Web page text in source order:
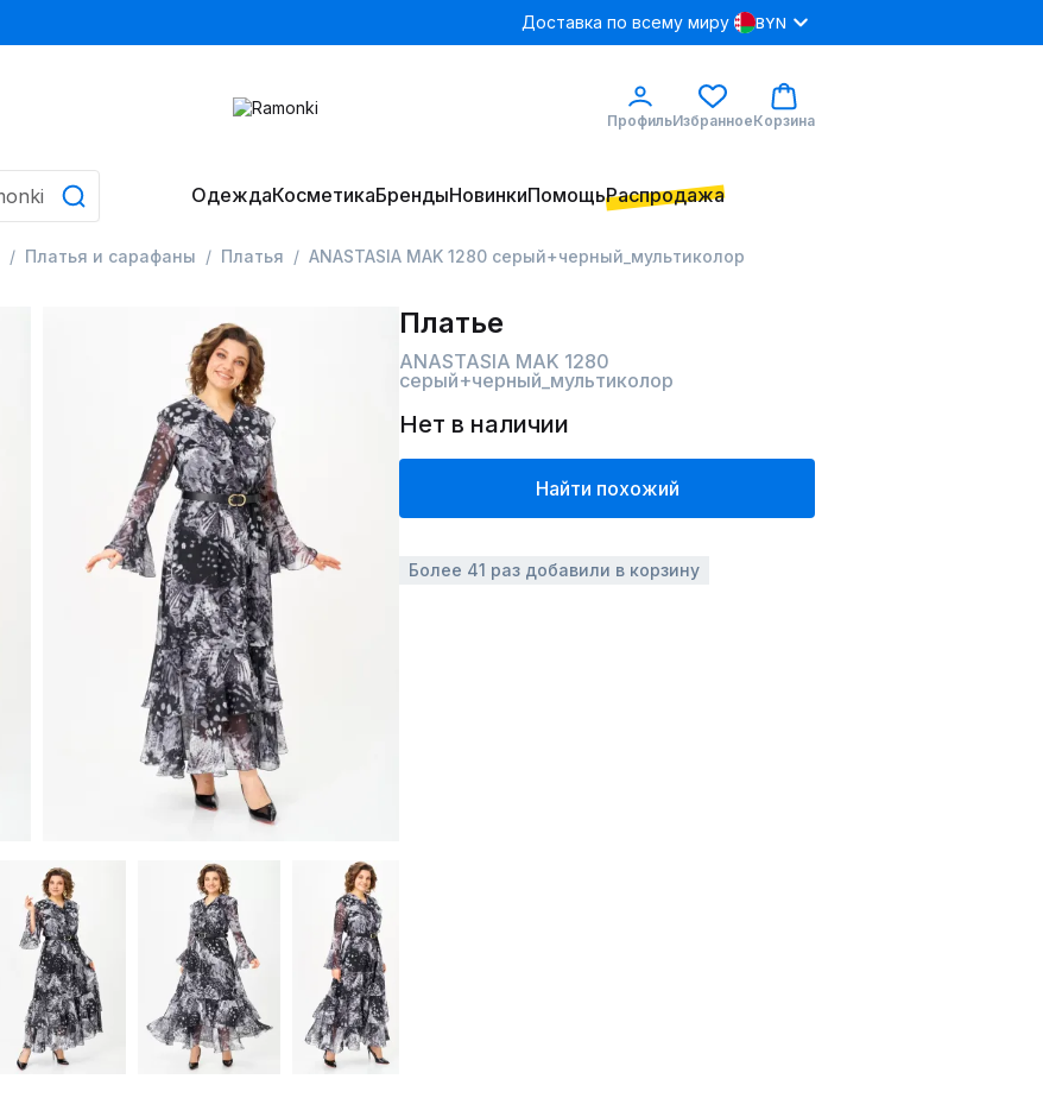
Доставка по всему миру BYN
ПрофильИзбранноеКорзина
ОдеждаКосметикаБрендыНовинкиПомощьРаспродажа
Платья и сарафаны Платья ANASTASIA MAK 1280 серый+черный_мультиколор
Платье
ANASTASIA MAK 1280
серый+черный_мультиколор
Нет в наличии
Найти похожий
Более 41 раз добавили в корзину